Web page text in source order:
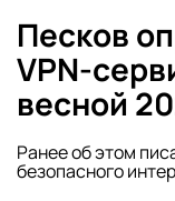
Песков
VPN-
весной
Ранее об этом
безопасного